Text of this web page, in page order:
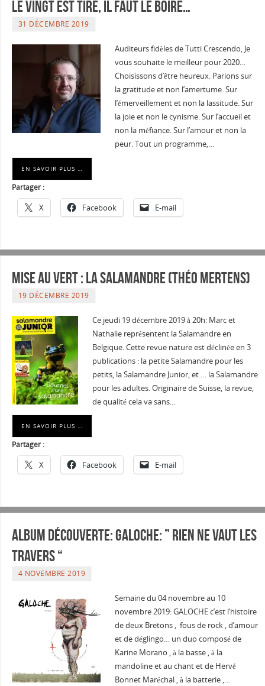
le vingt est tiré, il faut le boire…
31 DÉCEMBRE 2019
Auditeurs fidèles de Tutti Crescendo, Je
vous souhaite le meilleur pour 2020…
Choisissons d’être heureux. Parions sur
la gratitude et non l’amertume. Sur
l’émerveillement et non la lassitude. Sur
la joie et non le cynisme. Sur l’accueil et
non la méfiance. Sur l’amour et non la
peur. Tout un programme,…
EN SAVOIR PLUS …
Partager :
X Facebook E-mail
Mise au vert : La Salamandre (Théo Mertens)
19 DÉCEMBRE 2019
Ce jeudi 19 décembre 2019 à 20h: Marc et
Nathalie représentent la Salamandre en
Belgique. Cette revue nature est déclinée en 3
publications : la petite Salamandre pour les
petits, la Salamandre Junior, et … la Salamandre
pour les adultes. Originaire de Suisse, la revue,
de qualité cela va sans…
EN SAVOIR PLUS …
Partager :
X Facebook E-mail
Album Découverte: GALOCHE: ” RIEN NE VAUT LES
TRAVERS “
4 NOVEMBRE 2019
Semaine du 04 novembre au 10
novembre 2019: GALOCHE c’est l’histoire
de deux Bretons , fous de rock , d’amour
et de déglingo… un duo composé de
Karine Morano , à la basse , à la
mandoline et au chant et de Hervé
Bonnet Maréchal , à la batterie ,…